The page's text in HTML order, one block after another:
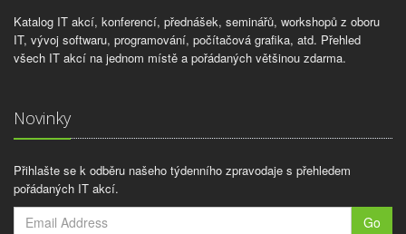
Katalog IT akcí, konferencí, přednášek, seminářů, workshopů z oboru
IT, vývoj softwaru, programování, počítačová grafika, atd. Přehled
všech IT akcí na jednom místě a pořádaných většinou zdarma.
Novinky
Přihlašte se k odběru našeho týdenního zpravodaje s přehledem
pořádaných IT akcí.
Go